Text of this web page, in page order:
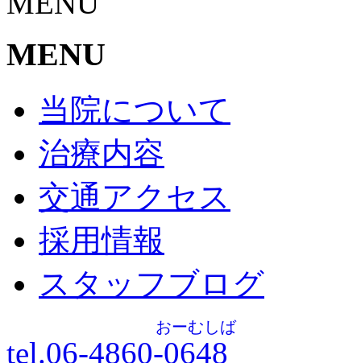
MENU
当院について
治療内容
交通アクセス
採用情報
スタッフブログ
tel.06-4860-0648
おーむしば